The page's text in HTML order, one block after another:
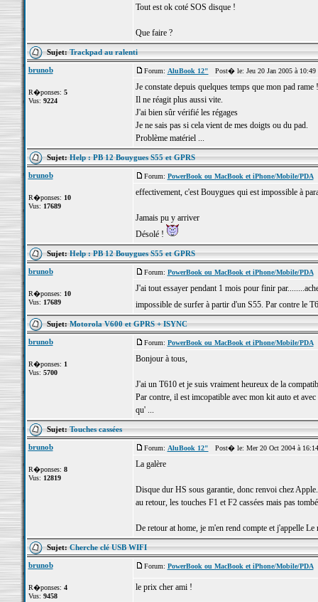
Tout est ok coté SOS disque !
Que faire ?
Sujet:Trackpad au ralenti
brunob
R�ponses: 5
Vus: 9224
Forum: AluBook 12" Post� le: Jeu 20 Jan 2005 à
Je constate depuis quelques temps que mon pad rame !
Il ne réagit plus aussi vite.
J'ai bien sûr vérifié les régages
Je ne sais pas si cela vient de mes doigts ou du pad.
Problème matériel ...
Sujet:Help : PB 12 Bouygues S55 et GPRS
brunob
R�ponses: 10
Vus: 17689
Forum: PowerBook ou MacBook et iPhone/Mobile/PDA
effectivement, c'est Bouygues qui est impossible à
Jamais pu y arriver
Désolé !
Sujet:Help : PB 12 Bouygues S55 et GPRS
brunob
R�ponses: 10
Vus: 17689
Forum: PowerBook ou MacBook et iPhone/Mobile/PDA
J'ai tout essayer pendant 1 mois pour finir
impossible de surfer à partir d'un S55. Par contre le
Sujet:Motorola V600 et GPRS + ISYNC
brunob
R�ponses: 1
Vus: 5700
Forum: PowerBook ou MacBook et iPhone/Mobile/PDA
Bonjour à tous,
J'ai un T610 et je suis vraiment heureux de la
Par contre, il est imcopatible avec mon kit auto et
qu' ...
Sujet:Touches cassées
brunob
R�ponses: 8
Vus: 12819
Forum: AluBook 12" Post� le: Mer 20 Oct 2004 à
La galère
Disque dur HS sous garantie, donc renvoi chez Apple.
au retour, les touches F1 et F2 cassées mais pas
De retour at home, je m'en rend compte et j'appelle Le
Sujet:Cherche clé USB WIFI
brunob
R�ponses: 4
Vus: 9458
Forum: PowerBook ou MacBook et iPhone/Mobile/PDA
le prix cher ami !